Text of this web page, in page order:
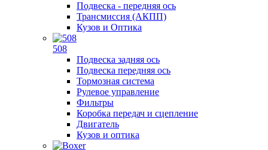
Подвеска - передняя ось
Трансмиссия (АКПП)
Кузов и Оптика
508
Подвеска задняя ось
Подвеска передняя ось
Тормозная система
Рулевое управление
Фильтры
Коробка передач и сцепление
Двигатель
Кузов и оптика